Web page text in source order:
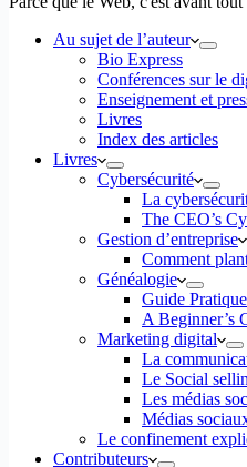
Au sujet de l’auteur
Bio Express
Conférences sur le
Enseignement et
Livres
Index des articles
Livres
Cybersécurité
La
The CEO’s
Gestion d’entreprise
Comment
Généalogie
Guide
A Beginner’s
Marketing digital
La
Le Social
Les médias
Médias
Le confinement
Contributeurs